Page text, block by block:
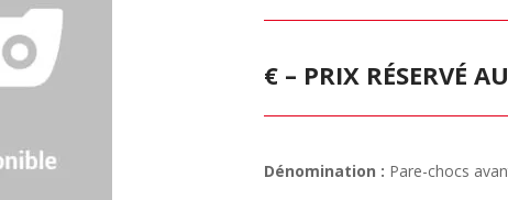
€ – PRIX RÉSERVÉ
Dénomination : Pare-chocs